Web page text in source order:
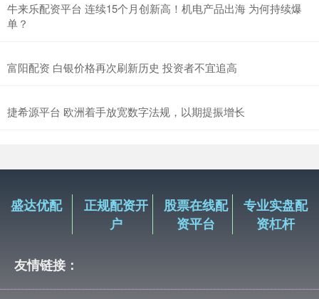
牛来乐配资平台 连续15个月创新高！机电产品出海 为何持续爆
单？
富阳配资 白银价格再次刷新历史 投资者不宜追高
捷希源平台 欧洲着手放宽数字法规，以期提振增长
盛达优配
正规配资开
户
股票在线配
资平台
专业实盘配
资杠杆
友情链接：